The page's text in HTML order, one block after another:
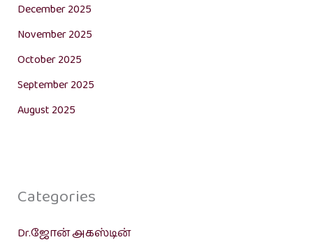
December 2025
November 2025
October 2025
September 2025
August 2025
Categories
Dr.ஜோன் அகஸ்டின்